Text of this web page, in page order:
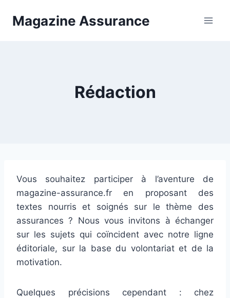
Magazine Assurance
Rédaction
Vous souhaitez participer à l’aventure de
magazine-assurance.fr en proposant des
textes nourris et soignés sur le thème des
assurances ? Nous vous invitons à échanger
sur les sujets qui coïncident avec notre ligne
éditoriale, sur la base du volontariat et de la
motivation.
Quelques précisions cependant : chez